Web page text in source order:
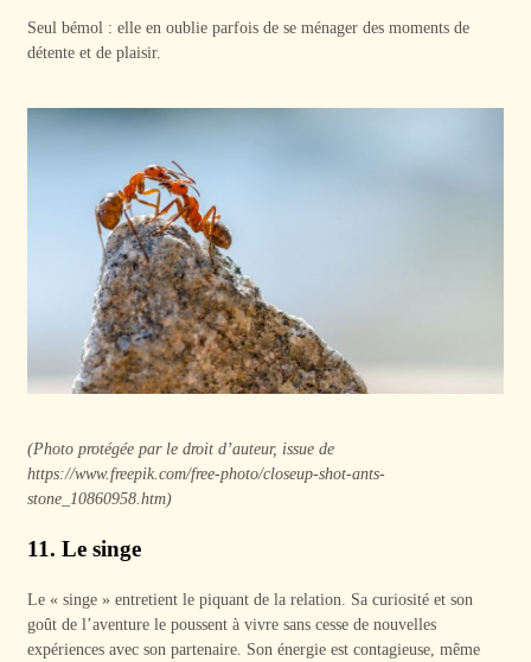
Seul bémol : elle en oublie parfois de se ménager des moments de
détente et de plaisir.
(Photo protégée par le droit d’auteur, issue de
https://www.freepik.com/free-photo/closeup-shot-ants-
stone_10860958.htm)
11. Le singe
Le « singe » entretient le piquant de la relation. Sa curiosité et son
goût de l’aventure le poussent à vivre sans cesse de nouvelles
expériences avec son partenaire. Son énergie est contagieuse, même